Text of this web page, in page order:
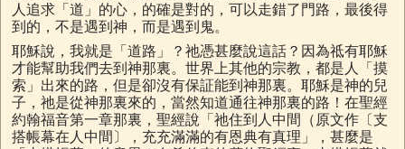
人追求「道」的心，的確是對的，可以走錯了門路，最後得
到的，不是遇到神，而是遇到鬼。
耶穌說，我就是「道路」？祂憑甚麼說這話？因為祗有耶穌
才能幫助我們去到神那裏。世界上其他的宗教，都是人「摸
索」出來的路，但是卻沒有保証能到神那裏。耶穌是神的兒
子，祂是從神那裏來的，當然知道通往神那裏的路！在聖經
約翰福音第一章那裏，聖經說「祂住到人中間（原文作〔支
搭帳幕在人中間〕，充充滿滿的有恩典有真理」，甚麼是